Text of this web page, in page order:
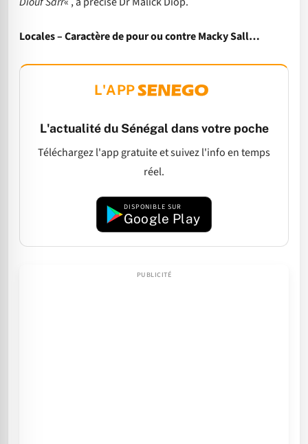
Locales – Caractère de pour ou contre Macky Sall…
L'APP
L'actualité du Sénégal dans votre poche
Téléchargez l'app gratuite et suivez l'info en temps
réel.
DISPONIBLE SUR
Google Play